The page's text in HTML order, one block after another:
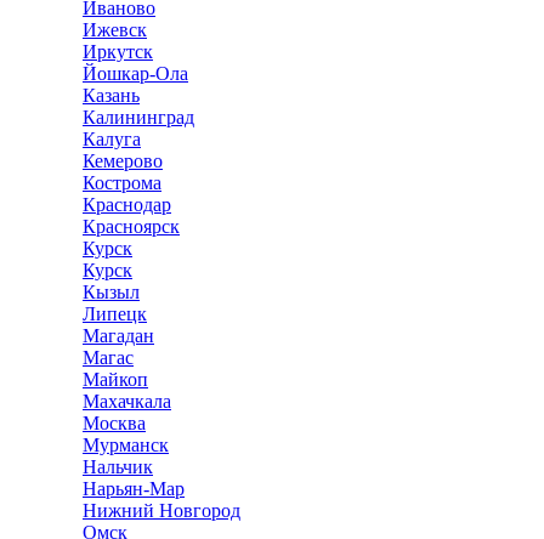
Иваново
Ижевск
Иркутск
Йошкар-Ола
Казань
Калининград
Калуга
Кемерово
Кострома
Краснодар
Красноярск
Курск
Курск
Кызыл
Липецк
Магадан
Магас
Майкоп
Махачкала
Москва
Мурманск
Нальчик
Нарьян-Мар
Нижний Новгород
Омск